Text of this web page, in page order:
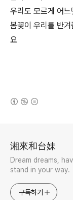
우리도 모르게 어
봄꽃이 우리를 반
요
湘來和台妹
Dream dreams,
stand in your way.
구독하기